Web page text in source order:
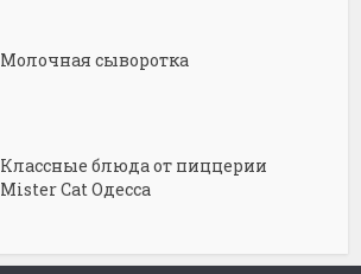
Молочная сыворотка
Классные блюда от пиццерии
Mister Cat Одесса